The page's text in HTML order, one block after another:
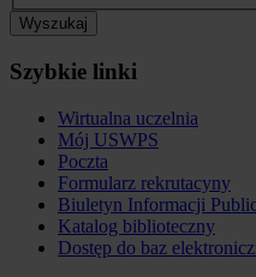
Wyszukaj
Szybkie linki
Wirtualna uczelnia
Mój USWPS
Poczta
Formularz rekrutacyny
Biuletyn Informacji
Katalog biblioteczny
Dostęp do baz